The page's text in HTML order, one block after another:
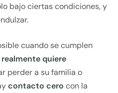
bajo ciertas condiciones, y
cuando se cumplen
realmente quiere
perder a su familia o
contacto cero con la